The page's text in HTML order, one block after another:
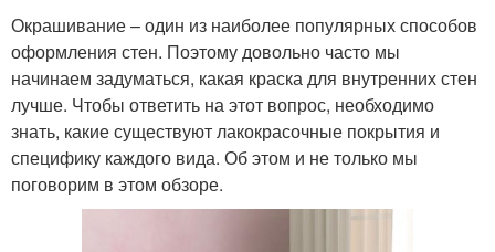
Окрашивание – один из наиболее популярных способов
оформления стен. Поэтому довольно часто мы
начинаем задуматься, какая краска для внутренних стен
лучше. Чтобы ответить на этот вопрос, необходимо
знать, какие существуют лакокрасочные покрытия и
специфику каждого вида. Об этом и не только мы
поговорим в этом обзоре.